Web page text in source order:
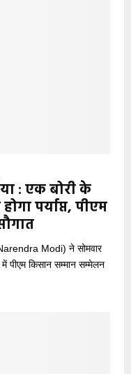
: एक बोरी के
पर्याप्त, पीएम
Modi) ने सोमवार
पीएम किसान सम्मान सम्मेलन